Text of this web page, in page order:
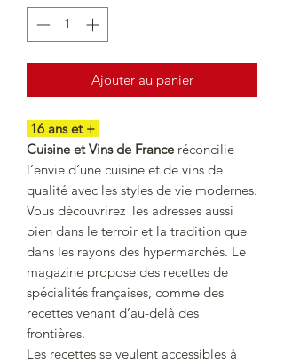
Ajouter au panier
16 ans et +
Cuisine et Vins de Franceréconcilie
l’envie d’une cuisine et de vins de
qualité avec les styles de vie modernes.
Vous découvrirez les adresses aussi
bien dans le terroir et la tradition que
dans les rayons des hypermarchés. Le
magazine propose des recettes de
spécialités françaises, comme des
recettes venant d’au-delà des
frontières.
Les recettes se veulent accessibles à